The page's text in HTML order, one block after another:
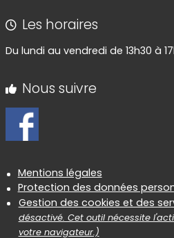
Les horaires
Du lundi au vendredi de 13h30 à
Nous suivre
Informations
Mentions légales
Protection des données
Gestion des cookies et des
désactivé. Cet outil nécessite
votre navigateur.)